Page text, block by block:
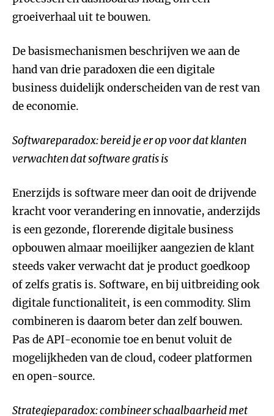
groeiverhaal uit te bouwen.
De basismechanismen beschrijven we aan de
hand van drie paradoxen die een digitale
business duidelijk onderscheiden van de rest van
de economie.
Softwareparadox: bereid je er op voor dat klanten
verwachten dat software gratis is
Enerzijds is software meer dan ooit de drijvende
kracht voor verandering en innovatie, anderzijds
is een gezonde, florerende digitale business
opbouwen almaar moeilijker aangezien de klant
steeds vaker verwacht dat je product goedkoop
of zelfs gratis is. Software, en bij uitbreiding ook
digitale functionaliteit, is een commodity. Slim
combineren is daarom beter dan zelf bouwen.
Pas de API-economie toe en benut voluit de
mogelijkheden van de cloud, codeer platformen
en open-source.
Strategieparadox: combineer schaalbaarheid met